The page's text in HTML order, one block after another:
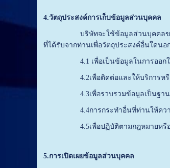
4.วัตถุประสงค์การเก็บข้อมูลส่วนบุคคล
บริษัทจะใช้ข้อมูลส่วนบุคคลของท่าน
ที่ได้รับจากท่านเพื่อวัตถุประสงค์อื่นใดน
4.1 เพื่อเป็นข้อมูลในการออกใบเ
4.2เพื่อติดต่อและให้บริการหรือต
4.3เพื่อรวบรวมข้อมูลเป็นฐานข้อมู
4.4การกระทำอื่นที่ท่านให้ควา
4.5เพื่อปฏิบัติตามกฎหมายหรือข้
5.การเปิดเผยข้อมูลส่วนบุคคล